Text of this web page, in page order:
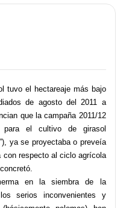
tuvo el hectareaje más bajo
de agosto del 2011 a
que la campaña 2011/12
para el cultivo de girasol
ya se proyectaba o preveía
con respecto al ciclo agrícola
en la siembra de la
serios inconvenientes y